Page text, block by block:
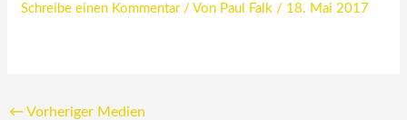
Schreibe einen Kommentar / Von Paul Falk / 18. Mai 2017
← Vorheriger Medien